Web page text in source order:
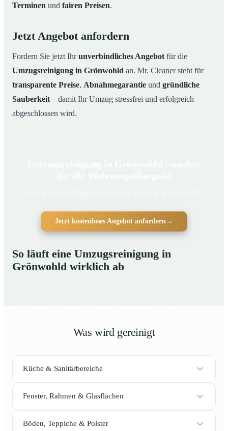
Terminen und fairen Preisen.
Jetzt Angebot anfordern
Fordern Sie jetzt Ihrunverbindliches Angebot für die
Umzugsreinigung in Grönwohld an. Mr. Cleaner steht für
transparente Preise, Abnahmegarantie und gründliche
Sauberkeit – damit Ihr Umzug stressfrei und erfolgreich
abgeschlossen wird.
Jetzt kostenloses Angebot anfordern →
So läuft eine Umzugsreinigung in
Grönwohld wirklich ab
Was wird gereinigt
Küche & Sanitärbereiche
Fenster, Rahmen & Glasflächen
Böden, Teppiche & Polster